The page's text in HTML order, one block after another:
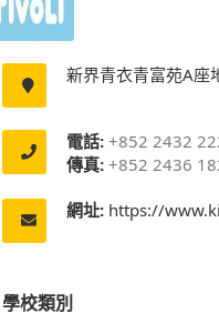
新界青衣青富苑A座
電話: +852 2432
傳真: +852 2436
網址: https://
學校類別